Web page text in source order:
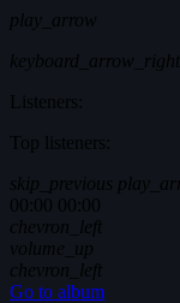
play_arrow
keyboard_arrow_right
Listeners:
Top listeners:
skip_previous
00:00 00:00
chevron_left
volume_up
chevron_left
Go to album